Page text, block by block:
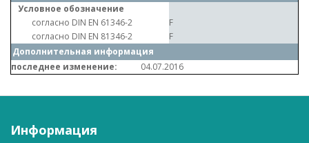
Условное обозначение
согласно DIN EN 61346-2
F
согласно DIN EN 81346-2
F
Дополнительная информация
последнее изменение:
04.07.2016
Информация